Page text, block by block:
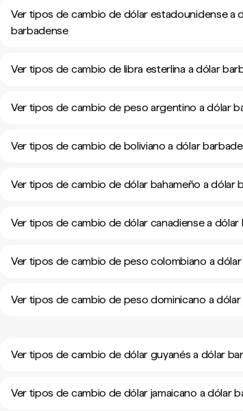
Ver tipos de cambio de dólar estadounidense a
barbadense
Ver tipos de cambio de libra esterlina a dólar
Ver tipos de cambio de peso argentino a dólar
Ver tipos de cambio de boliviano a dólar
Ver tipos de cambio de dólar bahameño a dólar
Ver tipos de cambio de dólar canadiense a dólar
Ver tipos de cambio de peso colombiano a
Ver tipos de cambio de peso dominicano a
Ver tipos de cambio de dólar guyanés a dólar
Ver tipos de cambio de dólar jamaicano a dólar